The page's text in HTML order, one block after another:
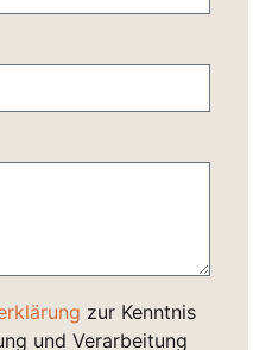
zur Kenntnis
und Verarbeitung